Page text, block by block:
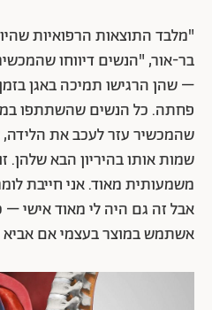
"מלבד התוצאות הרפואיות
בר-אור, "הנשים דיווחו
– שהן הרגישו תמיכה באגן
פחתה. כל הנשים שהשתתפו
שהמכשיר עזר לעכב את הלידה,
שמות אותו בהיריון הבא שלהן.
משמעותית מאוד. אני חייבת
אבל זה גם היה לי מאוד אישי
אשתמש במוצר בעצמי אם אביא